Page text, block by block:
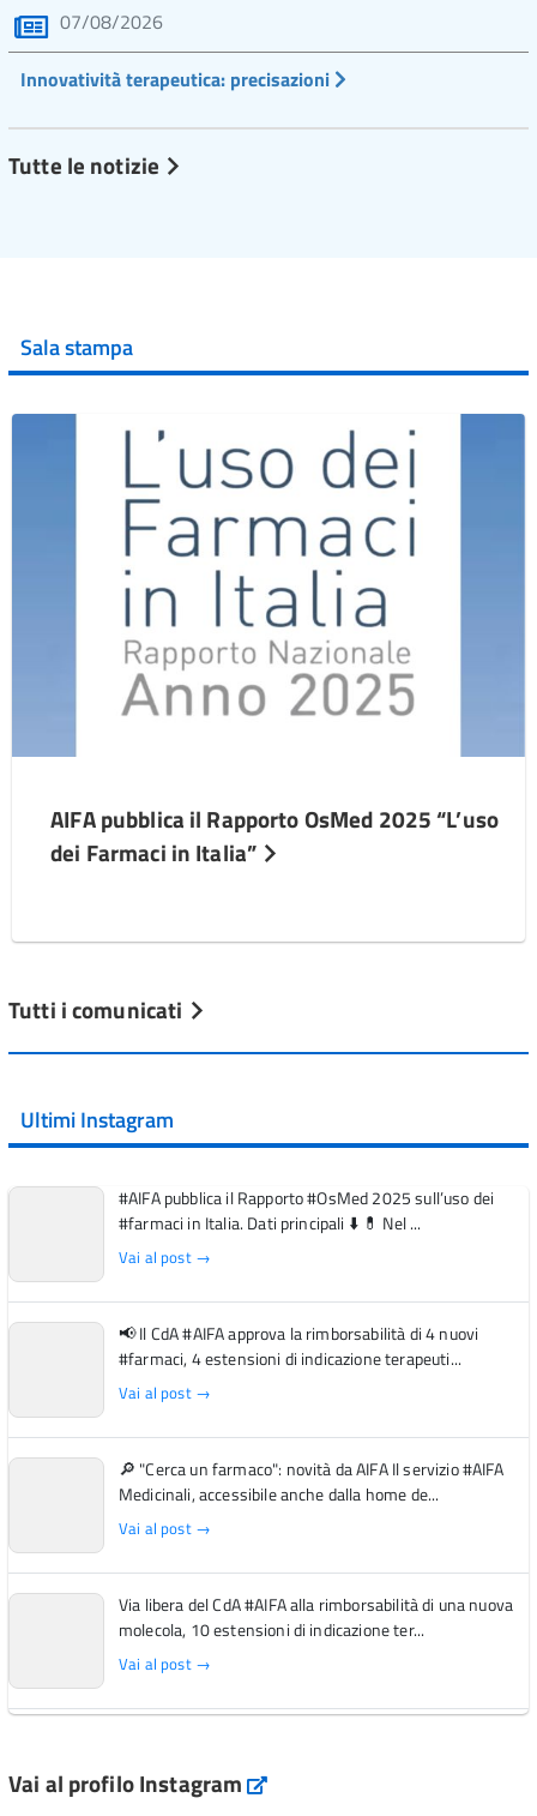
07/08/2026
Innovatività terapeutica: precisazioni
Tutte le notizie
Sala stampa
AIFA pubblica il Rapporto OsMed 2025 “L’uso
dei Farmaci in Italia”
Tutti i comunicati
Ultimi Instagram
#AIFA pubblica il Rapporto #OsMed 2025 sull’uso dei
#farmaci in Italia. Dati principali ⬇️ 💊 Nel ...
Vai al post →
📢 Il CdA #AIFA approva la rimborsabilità di 4 nuovi
#farmaci, 4 estensioni di indicazione terapeuti...
Vai al post →
🔎 "Cerca un farmaco": novità da AIFA Il servizio #AIFA
Medicinali, accessibile anche dalla home de...
Vai al post →
Via libera del CdA #AIFA alla rimborsabilità di una nuova
molecola, 10 estensioni di indicazione ter...
Vai al post →
Vai al post →
Vai al profilo Instagram Instagram